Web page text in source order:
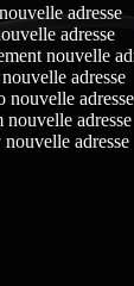
adresse
adresse
nouvelle
adresse
nouvelle adresse
adresse
adresse